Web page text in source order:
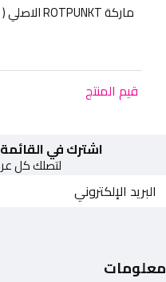
ماركة ROTPUNKT الاصلي ( الماني )
قيم المنتج
اشترك في القائمة
لتصلك كل
معلومات